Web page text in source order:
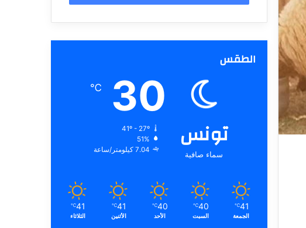
الطقس
تونس
سماء صافية
30
℃
41º - 27º
51%
7.04 كيلومتر/ساعة
41
℃
الجمعة
40
℃
السبت
40
℃
الأحد
41
℃
الأثنين
41
℃
الثلاثاء